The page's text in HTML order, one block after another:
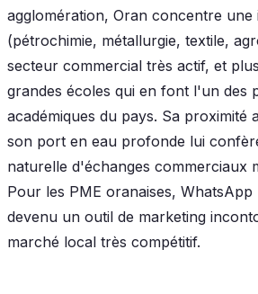
agglomération, Oran concentre une
(pétrochimie, métallurgie, textile,
secteur commercial très actif, et
grandes écoles qui en font l'un des
académiques du pays. Sa proximité
son port en eau profonde lui
naturelle d'échanges commerciaux
Pour les PME oranaises, WhatsApp
devenu un outil de marketing
marché local très compétitif.